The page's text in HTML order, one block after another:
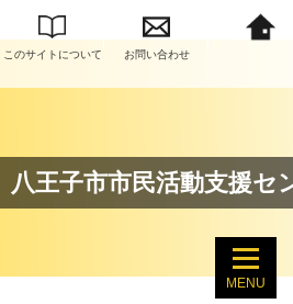
このサイトについて お問い合わせ
八王子市市民活動支援セ
MENU